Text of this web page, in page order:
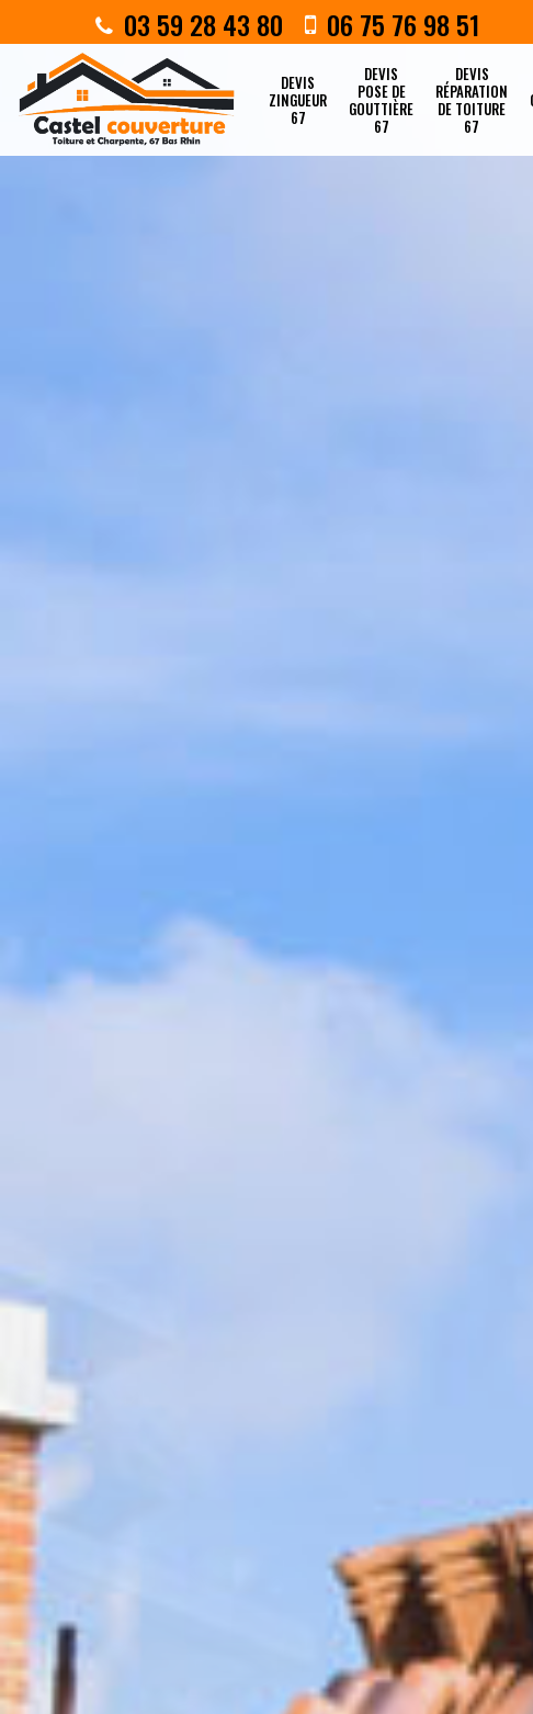
03 59 28 43 80 06 75 76 98 51
DEVIS
ZINGUEUR
67
DEVIS
POSE DE
GOUTTIÈRE
67
DEVIS
RÉPARATION
DE TOITURE
67